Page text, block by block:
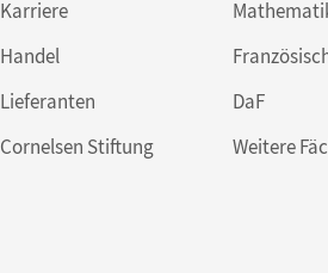
Karriere
Handel
Lieferanten
Cornelsen Stiftung
DaF
Weitere